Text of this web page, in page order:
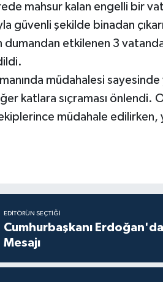
mahsur kalan engelli bir
güvenli şekilde binadan
etkilenen 3
müdahalesi sayesinde
katlara sıçraması
müdahale edilirken,
EDITÖRÜN SEÇTIĞI
Cumhurbaşkanı
Mesajı